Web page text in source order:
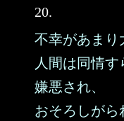
20.
不幸があまり
人間は同情す
嫌悪され、
おそろしがら